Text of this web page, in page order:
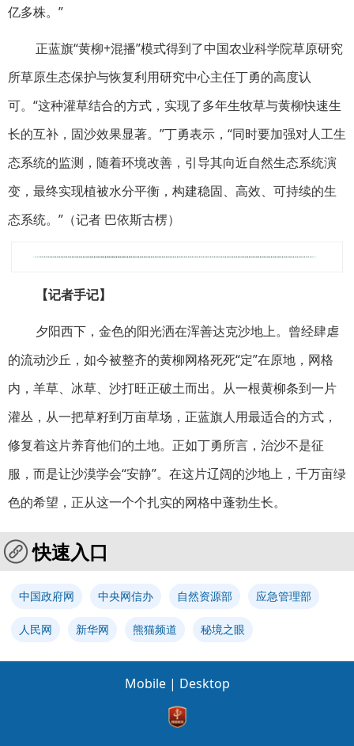
亿多株。”
正蓝旗“黄柳+混播”模式得到了中国农业科学院草原研究
所草原生态保护与恢复利用研究中心主任丁勇的高度认
可。“这种灌草结合的方式，实现了多年生牧草与黄柳快速生
长的互补，固沙效果显著。”丁勇表示，“同时要加强对人工生
态系统的监测，随着环境改善，引导其向近自然生态系统演
变，最终实现植被水分平衡，构建稳固、高效、可持续的生
态系统。”（记者 巴依斯古楞）
【记者手记】
夕阳西下，金色的阳光洒在浑善达克沙地上。曾经肆虐
的流动沙丘，如今被整齐的黄柳网格死死“定”在原地，网格
内，羊草、冰草、沙打旺正破土而出。从一根黄柳条到一片
灌丛，从一把草籽到万亩草场，正蓝旗人用最适合的方式，
修复着这片养育他们的土地。正如丁勇所言，治沙不是征
服，而是让沙漠学会“安静”。在这片辽阔的沙地上，千万亩绿
色的希望，正从这一个个扎实的网格中蓬勃生长。
快速入口
中国政府网 中央网信办 自然资源部 应急管理部
人民网 新华网 熊猫频道 秘境之眼
Mobile | Desktop